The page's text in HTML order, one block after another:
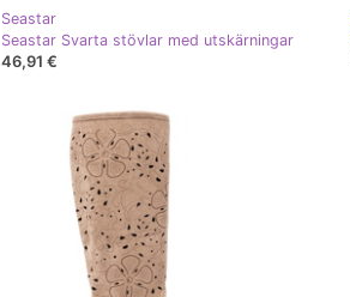
Seastar
Seastar Svarta stövlar med utskärningar
46,91 €